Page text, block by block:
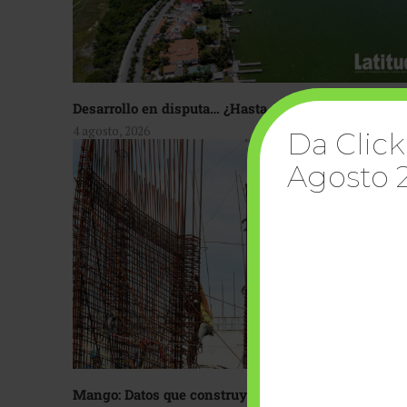
Desarrollo en disputa… ¿Hasta dónde crecer?
4 agosto, 2026
Mango: Datos que construyen confianza
Da
Agosto